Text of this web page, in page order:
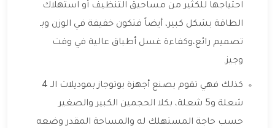
احتياجها للكثير من مساحيق التنظيف أو استهلاك
الطاقة بشكل كبير، أيضاً فتكون خفيفة في الوزن وبـ
تصميم رائع،وكفاءة غسل أطباق عالية في وقت
وجيز.
كذلك فهي تقوم بصنع أجهزة بوتوجاز بموديلات الـ 4
شعلة و5 شعلة، بكلا الحجمين الكبير والصغير
حسب حاجة المستهلك له والمساحة المقدر وضعه